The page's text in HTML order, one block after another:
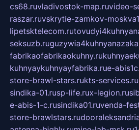
cs68.ruvladivostok-map.ruvideo-
raszar.ruvskrytie-zamkov-
lipetsktelecom.ru
seksuzb.ru
fabrikaofabrikaokuhny.ru
kuhnyaykuhnyayfabrika.rue-
store-brawl-stars.rukts-services.ru
sindika-01.rusp-life.rux-legion.ru
e-abis-1-c.rusindika01.ruvenda-
store-brawlstars.ru